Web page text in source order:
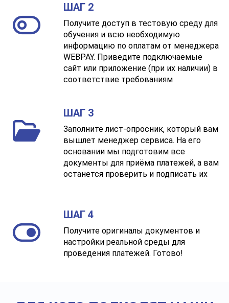
ШАГ 2
Получите доступ в тестовую среду для
обучения и всю необходимую
информацию по оплатам от менеджера
WEBPAY. Приведите подключаемые
сайт или приложение (при их наличии) в
соответствие требованиям
ШАГ 3
Заполните лист-опросник, который вам
вышлет менеджер сервиса. На его
основании мы подготовим все
документы для приёма платежей, а вам
останется проверить и подписать их
ШАГ 4
Получите оригиналы документов и
настройки реальной среды для
проведения платежей. Готово!